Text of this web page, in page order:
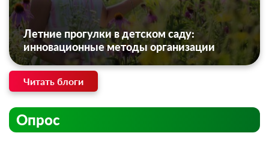
Летние прогулки в детском саду:
инновационные методы организации
Читать блоги
Опрос